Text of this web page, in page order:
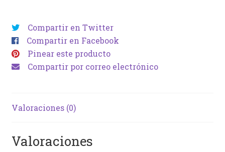
Compartir en Twitter
Compartir en Facebook
Pinear este producto
Compartir por correo electrónico
Valoraciones (0)
Valoraciones